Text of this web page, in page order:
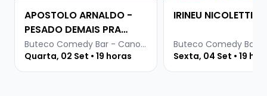
APOSTOLO ARNALDO -
PESADO DEMAIS PRA
INTERNET
Buteco Comedy Bar - Canoas
Quarta, 02 Set • 19 horas
IRINEU NICOLETTI
Sexta, 04 Set • 19